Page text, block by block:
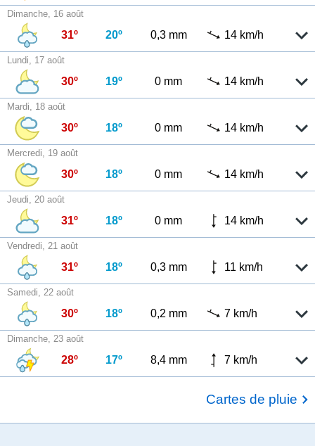
Dimanche, 16 août
31º 20º 0,3 mm 14 km/h
Lundi, 17 août
30º 19º 0 mm 14 km/h
Mardi, 18 août
30º 18º 0 mm 14 km/h
Mercredi, 19 août
30º 18º 0 mm 14 km/h
Jeudi, 20 août
31º 18º 0 mm 14 km/h
Vendredi, 21 août
31º 18º 0,3 mm 11 km/h
Samedi, 22 août
30º 18º 0,2 mm 7 km/h
Dimanche, 23 août
28º 17º 8,4 mm 7 km/h
Cartes de pluie